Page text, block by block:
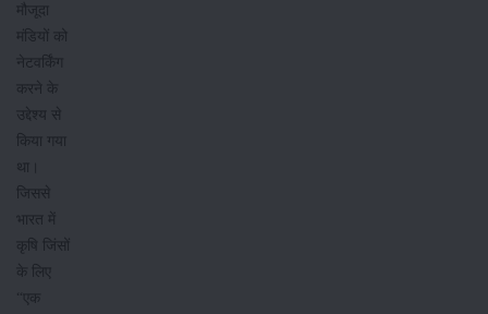
मौजूदा
मंडियों को
नेटवर्किंग
करने के
उद्देश्य से
किया गया
था।
जिससे
भारत में
कृषि जिंसों
के लिए
“एक